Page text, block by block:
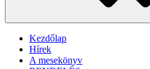
Kezdőlap
Hírek
A mesekönyv